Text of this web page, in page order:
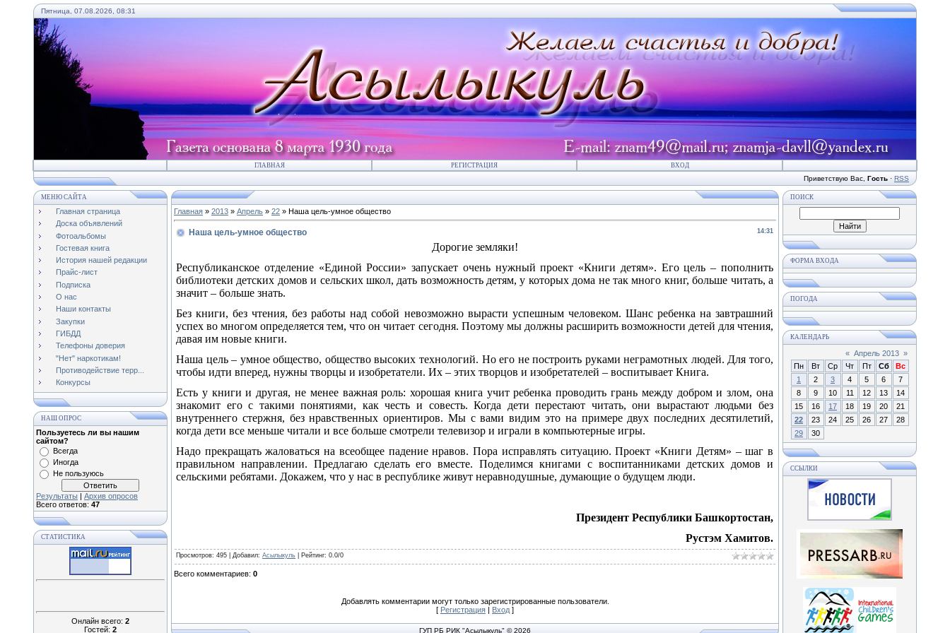
Пятница, 07.08.2026, 08:31
ГЛАВНАЯ РЕГИСТРАЦИЯ ВХОД
Приветствую Вас Гость · RSS
МЕНЮ САЙТА
Главная страница
Доска объявлений
Фотоальбомы
Гостевая книга
История нашей редакции
Прайс-лист
Подписка
О нас
Наши контакты
Закупки
ГИБДД
Телефоны доверия
"Нет" наркотикам!
Противодействие терр...
Конкурсы
НАШ ОПРОС
Пользуетесь ли вы нашим
сайтом?
Всегда
Иногда
Не пользуюсь
Результаты | Архив опросов
Всего ответов: 47
СТАТИСТИКА
Онлайн всего: 2
Гостей: 2
Главная » 2013 » Апрель » 22 » Наша цель-умное общество
14:31
Наша цель-умное общество
Дорогие земляки!
Республиканское отделение «Единой России» запускает очень нужный проект «Книги детям». Его цель – пополнить
библиотеки детских домов и сельских школ, дать возможность детям, у которых дома не так много книг, больше читать, а
значит – больше знать.
Без книги, без чтения, без работы над собой невозможно вырасти успешным человеком. Шанс ребенка на завтрашний
успех во многом определяется тем, что он читает сегодня. Поэтому мы должны расширить возможности детей для чтения,
давая им новые книги.
Наша цель – умное общество, общество высоких технологий. Но его не построить руками неграмотных людей. Для того,
чтобы идти вперед, нужны творцы и изобретатели. Их – этих творцов и изобретателей – воспитывает Книга.
Есть у книги и другая, не менее важная роль: хорошая книга учит ребенка проводить грань между добром и злом, она
знакомит его с такими понятиями, как честь и совесть. Когда дети перестают читать, они вырастают людьми без
внутреннего стержня, без нравственных ориентиров. Мы с вами видим это на примере двух последних десятилетий,
когда дети все меньше читали и все больше смотрели телевизор и играли в компьютерные игры.
Надо прекращать жаловаться на всеобщее падение нравов. Пора исправлять ситуацию. Проект «Книги Детям» – шаг в
правильном направлении. Предлагаю сделать его вместе. Поделимся книгами с воспитанниками детских домов и
сельскими ребятами. Докажем, что у нас в республике живут неравнодушные, думающие о будущем люди.
Президент Республики Башкортостан,
Рустэм Хамитов.
Просмотров: 495 | Добавил: Асылыкуль Рейтинг: 0.0/0
Всего комментариев: 0
Добавлять комментарии могут только зарегистрированные пользователи.
[ Регистрация | Вход ]
ГУП РБ РИК "Асылыкуль" © 2026
ПОИСК
ФОРМА ВХОДА
ПОГОДА
КАЛЕНДАРЬ
« Апрель 2013 »
Пн
Вт Ср Чт Пт Сб
Вс
1
2 3 4 5 6
7
8
9 10 11 12 13
14
15
16 17 18 19 20
21
22
23 24 25 26 27
28
29
30
ССЫЛКИ